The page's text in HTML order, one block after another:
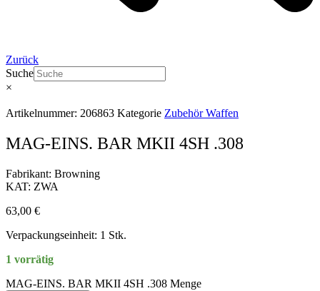
Zurück
Suche
×
Artikelnummer: 206863 Kategorie Zubehör Waffen
MAG-EINS. BAR MKII 4SH .308
Fabrikant: Browning
KAT: ZWA
63,00 €
Verpackungseinheit: 1 Stk.
1 vorrätig
MAG-EINS. BAR MKII 4SH .308 Menge